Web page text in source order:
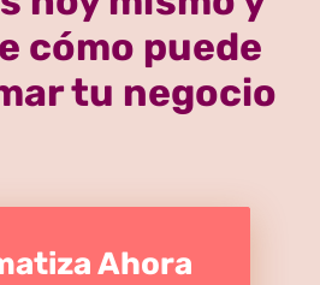
cómo puede
tu negocio
Ahora